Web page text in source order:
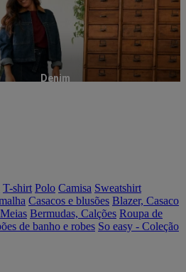
Denim
T-shirt Polo Camisa Sweatshirt
Casacos e blusões Blazer, Casaco
Meias Bermudas, Calções Roupa de
de banho e robes So easy - Coleção